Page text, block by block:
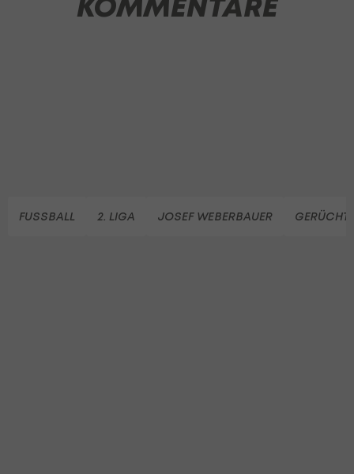
FUSSBALL 2. LIGA JOSEF WEBERBAUER